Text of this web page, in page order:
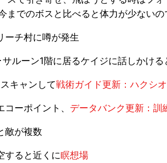
までのボスと比べると体力が少ない
ーチ村に噂が発生
ルーン1階に居るケイジに話しかける
キャンして戦術ガイド更新：ハクシ
ーポイント、 データバンク更新：訓
敵が複数
すると近くに瞑想場